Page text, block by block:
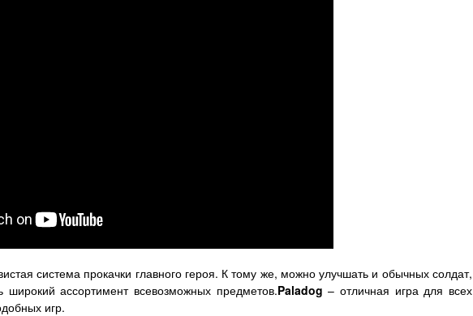
система прокачки главного героя. К тому же, можно улучшать и обычных солдат,
широкий ассортимент всевозможных предметов.Paladog – отличная игра для всех
игр.